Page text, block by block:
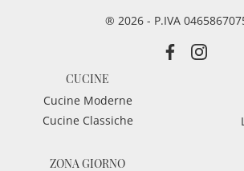
® 2026 - P.IVA
CUCINE
Cucine Moderne
Cucine Classiche
ZONA GIORNO